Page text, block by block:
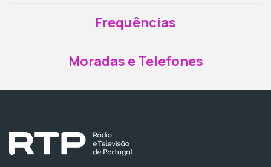
Frequências
Moradas e Telefones